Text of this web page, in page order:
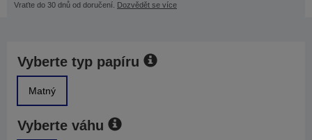
Vraťte do 30 dnů od doručení. Dozvědět se více
Vyberte typ papíru
Matný
Vyberte váhu